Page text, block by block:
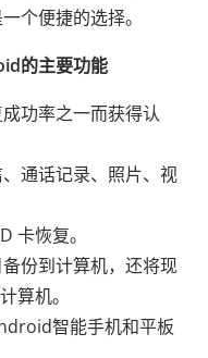
个便捷的选择。
的主要功能
功率之一而获得认
通话记录、照片、视
卡恢复。
份到计算机，还将现
算机。
智能手机和平板